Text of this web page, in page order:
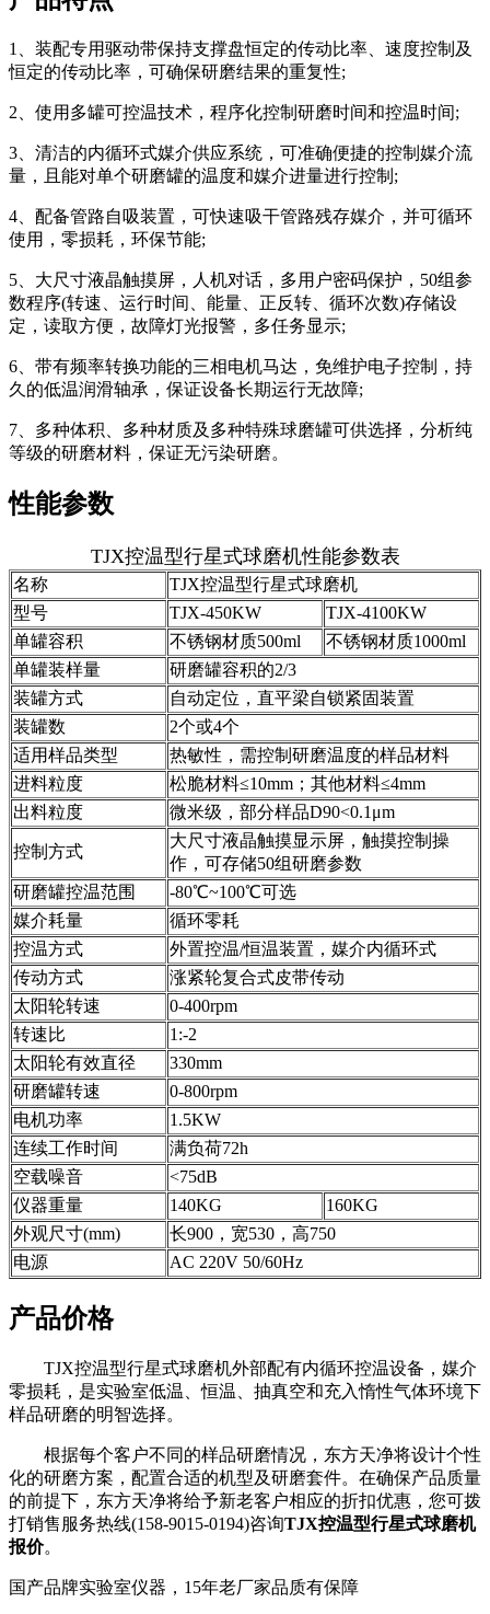
1、装配专用驱动带保持支撑盘恒定的传动比率、速度控制及
恒定的传动比率，可确保研磨结果的重复性;
2、使用多罐可控温技术，程序化控制研磨时间和控温时间;
3、清洁的内循环式媒介供应系统，可准确便捷的控制媒介流
量，且能对单个研磨罐的温度和媒介进量进行控制;
4、配备管路自吸装置，可快速吸干管路残存媒介，并可循环
使用，零损耗，环保节能;
5、大尺寸液晶触摸屏，人机对话，多用户密码保护，50组参
数程序(转速、运行时间、能量、正反转、循环次数)存储设
定，读取方便，故障灯光报警，多任务显示;
6、带有频率转换功能的三相电机马达，免维护电子控制，持
久的低温润滑轴承，保证设备长期运行无故障;
7、多种体积、多种材质及多种特殊球磨罐可供选择，分析纯
等级的研磨材料，保证无污染研磨。
性能参数
TJX控温型行星式球磨机性能参数表
名称
TJX控温型行星式球磨机
型号
TJX-450KW
TJX-4100KW
单罐容积
不锈钢材质500ml
不锈钢材质1000ml
单罐装样量
研磨罐容积的2/3
装罐方式
自动定位，直平梁自锁紧固装置
装罐数
2个或4个
适用样品类型
热敏性，需控制研磨温度的样品材料
进料粒度
松脆材料≤10mm；其他材料≤4mm
出料粒度
微米级，部分样品D90<0.1μm
控制方式
大尺寸液晶触摸显示屏，触摸控制操
作，可存储50组研磨参数
研磨罐控温范围
-80℃~100℃可选
媒介耗量
循环零耗
控温方式
外置控温/恒温装置，媒介内循环式
传动方式
涨紧轮复合式皮带传动
太阳轮转速
0-400rpm
转速比
1:-2
太阳轮有效直径
330mm
研磨罐转速
0-800rpm
电机功率
1.5KW
连续工作时间
满负荷72h
空载噪音
<75dB
仪器重量
140KG
160KG
外观尺寸(mm)
长900，宽530，高750
电源
AC 220V 50/60Hz
产品价格
TJX控温型行星式球磨机外部配有内循环控温设备，媒介
零损耗，是实验室低温、恒温、抽真空和充入惰性气体环境下
样品研磨的明智选择。
根据每个客户不同的样品研磨情况，东方天净将设计个性
化的研磨方案，配置合适的机型及研磨套件。在确保产品质量
的前提下，东方天净将给予新老客户相应的折扣优惠，您可拨
打销售服务热线(158-9015-0194)咨询TJX控温型行星式球磨机
报价。
国产品牌实验室仪器，15年老厂家品质有保障